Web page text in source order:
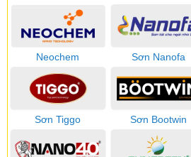
Neochem Sơn Nanofa
Sơn Tiggo Sơn Bootwin